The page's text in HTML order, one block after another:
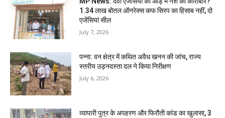
1.34 लाख बोतल ऑनरेक्स कफ सिरप का हिसाब नहीं, दो
एजेंसियां सील
July 7, 2026
पन्ना: वन क्षेत्र में कथित अवैध खनन की जांच, राज्य
स्तरीय उड़नदस्ता दल ने किया निरीक्षण
July 6, 2026
व्यापारी पुत्र के अपहरण और फिरौती कांड का खुलासा, 3